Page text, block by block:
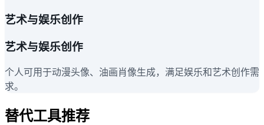
艺术与娱乐创作
艺术与娱乐创作
个人可用于动漫头像、油画肖像生成，满足娱乐和艺术创作需
求。
替代工具推荐